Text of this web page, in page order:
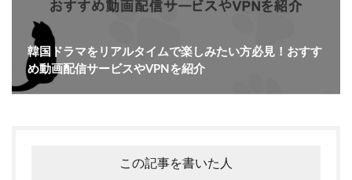
韓国ドラマをリアルタイムで楽しみたい方必見！おすす
め動画配信サービスやVPNを紹介
この記事を書いた人